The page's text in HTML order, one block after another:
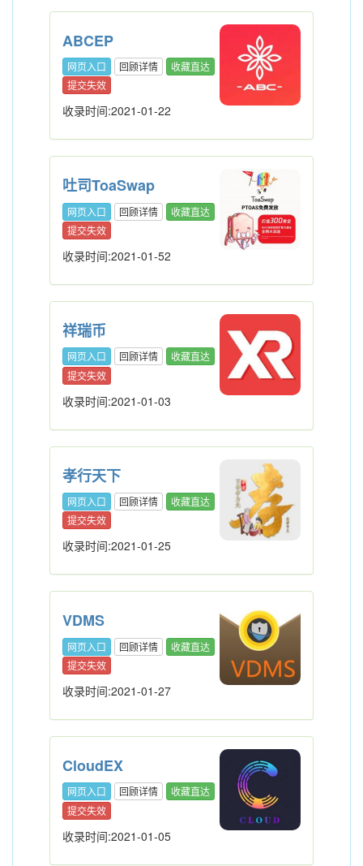
ABCEP
网页入口 回顾详情
收藏直达
提交失效
收录时间:2021-01-22
吐司ToaSwap
网页入口 回顾详情
收藏直达
提交失效
收录时间:2021-01-52
祥瑞币
网页入口 回顾详情
收藏直达
提交失效
收录时间:2021-01-03
孝行天下
网页入口 回顾详情
收藏直达
提交失效
收录时间:2021-01-25
VDMS
网页入口 回顾详情
收藏直达
提交失效
收录时间:2021-01-27
CloudEX
网页入口 回顾详情
收藏直达
提交失效
收录时间:2021-01-05